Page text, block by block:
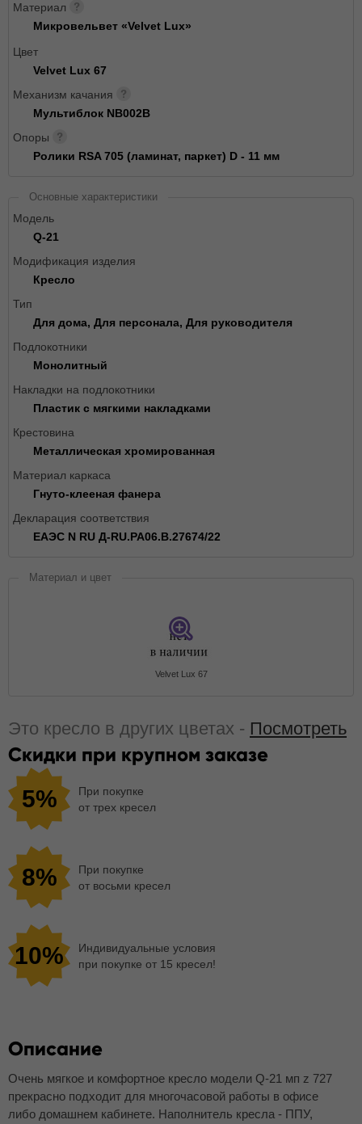
Материал
Микровельвет «Velvet Lux»
Цвет
Velvet Lux 67
Механизм качания
Мультиблок NB002B
Опоры
Ролики RSA 705 (ламинат, паркет) D - 11 мм
Основные характеристики
Модель
Q-21
Модификация изделия
Кресло
Тип
Для дома, Для персонала, Для руководителя
Подлокотники
Монолитный
Накладки на подлокотники
Пластик с мягкими накладками
Крестовина
Металлическая хромированная
Материал каркаса
Гнуто-клееная фанера
Декларация соответствия
ЕАЭС N RU Д-RU.РА06.В.27674/22
Материал и цвет
Velvet Lux 67
Это кресло в других цветах - Посмотреть
Скидки при крупном заказе
5%
При покупке
от трех кресел
8%
При покупке
от восьми кресел
10%
Индивидуальные условия
при покупке от 15 кресел!
Описание
Очень мягкое и комфортное кресло модели Q-21 мп z 727
прекрасно подходит для многочасовой работы в офисе
либо домашнем кабинете. Наполнитель кресла - ППУ,